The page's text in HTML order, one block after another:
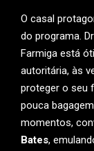
O casal
do programa.
Farmiga está
autoritária, às
proteger o seu
pouca
momentos,
Bates,